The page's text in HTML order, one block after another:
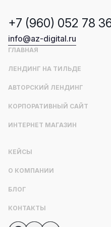
+7 (960) 052 78
info@az-digital.ru
ГЛАВНАЯ
ЛЕНДИНГ НА ТИЛЬДЕ
АВТОРСКИЙ ЛЕНДИНГ
КОРПОРАТИВНЫЙ САЙТ
ИНТЕРНЕТ МАГАЗИН
КЕЙСЫ
О КОМПАНИИ
БЛОГ
КОНТАКТЫ